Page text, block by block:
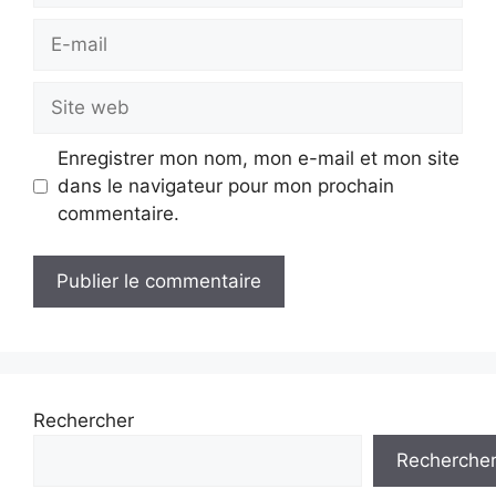
mail
web
Enregistrer mon nom, mon e-mail et mon site
dans le navigateur pour mon prochain
commentaire.
Rechercher
Rechercher